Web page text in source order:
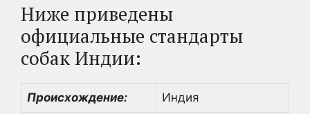
Ниже приведены
официальные стандарты
собак Индии:
Происхождение: Индия